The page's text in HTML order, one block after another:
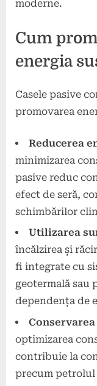
moderne.
Cum
energia
Casele pasive
promovarea
Reducerea
minimizarea
pasive reduc
efect de seră,
schimbărilor
Utilizarea
încălzirea și
fi integrate cu
geotermală sau
dependența de
optimizarea
contribuie la
precum petrolul